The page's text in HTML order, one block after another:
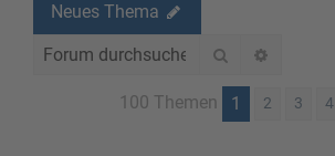
Neues Thema
Suche
100 Themen 1 2 3 4